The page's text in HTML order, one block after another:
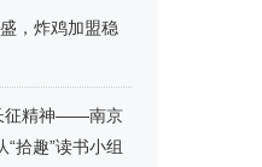
，炸鸡加盟稳
征精神——南京
拾趣”读书小组